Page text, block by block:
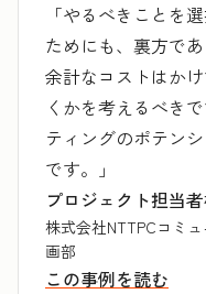
「やるべきことを
ためにも、裏方で
余計なコストはか
くかを考えるべき
ティングのポテン
です。」
プロジェクト担当
株式会社NTTPCコミ
画部
この事例を読む